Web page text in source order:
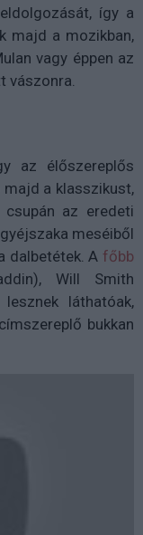
így a
majd a mozikban,
vagy éppen az
vászonra.
az élőszereplős
a klasszikust,
az eredeti
meséiből
dalbetétek. A főbb
Will Smith
láthatóak,
bukkan